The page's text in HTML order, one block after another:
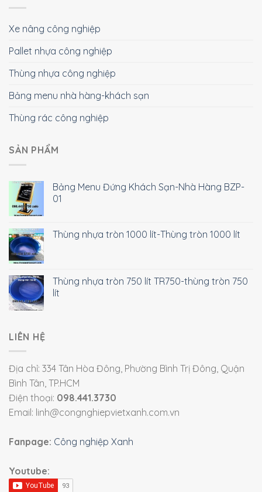
Xe nâng công nghiệp
Pallet nhựa công nghiệp
Thùng nhựa công nghiệp
Bảng menu nhà hàng-khách sạn
Thùng rác công nghiệp
SẢN PHẨM
Bảng Menu Đứng Khách Sạn-Nhà Hàng BZP-
01
Thùng nhựa tròn 1000 lít-Thùng tròn 1000 lít
Thùng nhựa tròn 750 lít TR750-thùng tròn 750
lít
LIÊN HỆ
Địa chỉ: 334 Tân Hòa Đông, Phường Bình Trị Đông, Quận
Bình Tân, TP.HCM
Điện thoại: 098.441.3730
Email: linh@congnghiepvietxanh.com.vn
Fanpage: Công nghiệp Xanh
Youtube: